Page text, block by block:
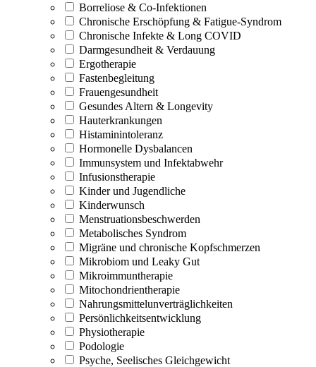
Borreliose & Co-Infektionen
Chronische Erschöpfung & Fatigue-Syndrom
Chronische Infekte & Long COVID
Darmgesundheit & Verdauung
Ergotherapie
Fastenbegleitung
Frauengesundheit
Gesundes Altern & Longevity
Hauterkrankungen
Histaminintoleranz
Hormonelle Dysbalancen
Immunsystem und Infektabwehr
Infusionstherapie
Kinder und Jugendliche
Kinderwunsch
Menstruationsbeschwerden
Metabolisches Syndrom
Migräne und chronische Kopfschmerzen
Mikrobiom und Leaky Gut
Mikroimmuntherapie
Mitochondrientherapie
Nahrungsmittelunverträglichkeiten
Persönlichkeitsentwicklung
Physiotherapie
Podologie
Psyche, Seelisches Gleichgewicht